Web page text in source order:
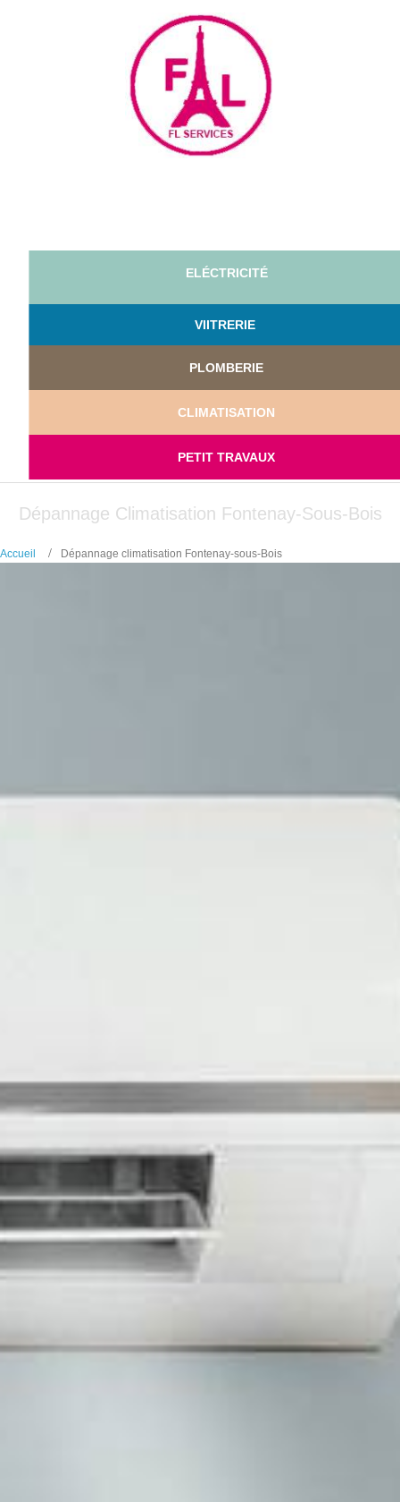
ELÉCTRICITÉ
VIITRERIE
PLOMBERIE
CLIMATISATION
PETIT TRAVAUX
Dépannage Climatisation Fontenay-Sous-Bois
Accueil Dépannage climatisation Fontenay-sous-Bois